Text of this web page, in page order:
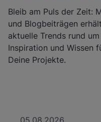
Bleib am Puls der Zeit:
und Blogbeiträgen
aktuelle Trends rund
Inspiration und Wissen
Deine Projekte.
05.08.2026